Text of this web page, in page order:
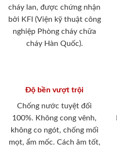
cháy lan, được chứng nhận
bởi KFI (Viện kỹ thuật công
nghiệp Phòng cháy chữa
cháy Hàn Quốc).
Độ bền vượt trội
Chống nước tuyệt đối
100%. Không cong vênh,
không co ngót, chống mối
mọt, ẩm mốc. Cách âm tốt,